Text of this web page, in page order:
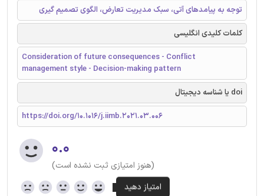
توجه به پیامدهای آتی، سبک مدیریت تعارض، الگوی تصمیم گیری
کلمات کلیدی انگلیسی
Consideration of future consequences - Conflict
management style - Decision-making pattern
doi یا شناسه دیجیتال
https://doi.org/10.1016/j.iimb.2021.03.006
۰.۰
(هنوز امتیازی ثبت نشده است)